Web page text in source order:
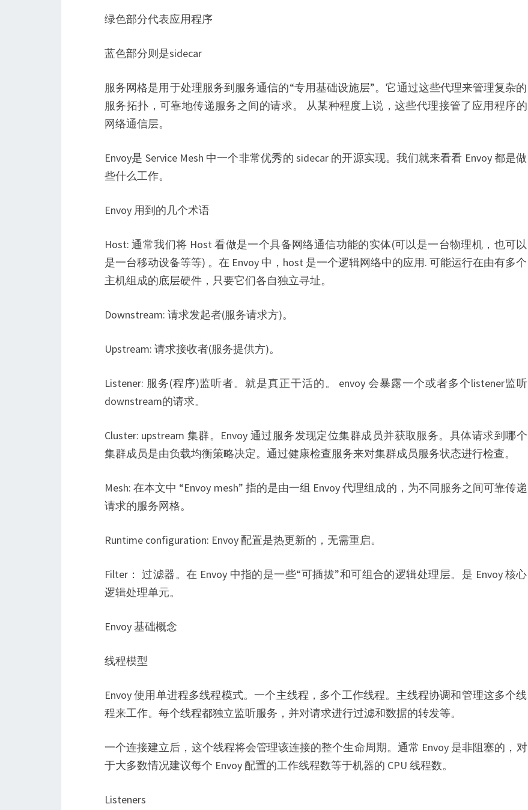
绿色部分代表应用程序
蓝色部分则是sidecar
服务网格是用于处理服务到服务通信的“专用基础设施层”。它通过这些代理来管理复杂的
服务拓扑，可靠地传递服务之间的请求。 从某种程度上说，这些代理接管了应用程序的
网络通信层。
Envoy是 Service Mesh 中一个非常优秀的 sidecar 的开源实现。我们就来看看 Envoy 都是做
些什么工作。
Envoy 用到的几个术语
Host: 通常我们将 Host 看做是一个具备网络通信功能的实体(可以是一台物理机，也可以
是一台移动设备等等) 。在 Envoy 中，host 是一个逻辑网络中的应用. 可能运行在由有多个
主机组成的底层硬件，只要它们各自独立寻址。
Downstream: 请求发起者(服务请求方)。
Upstream: 请求接收者(服务提供方)。
Listener: 服务(程序)监听者。就是真正干活的。 envoy 会暴露一个或者多个listener监听
downstream的请求。
Cluster: upstream 集群。Envoy 通过服务发现定位集群成员并获取服务。具体请求到哪个
集群成员是由负载均衡策略决定。通过健康检查服务来对集群成员服务状态进行检查。
Mesh: 在本文中 “Envoy mesh” 指的是由一组 Envoy 代理组成的，为不同服务之间可靠传递
请求的服务网格。
Runtime configuration: Envoy 配置是热更新的，无需重启。
Filter： 过滤器。在 Envoy 中指的是一些“可插拔”和可组合的逻辑处理层。是 Envoy 核心
逻辑处理单元。
Envoy 基础概念
线程模型
Envoy 使用单进程多线程模式。一个主线程，多个工作线程。主线程协调和管理这多个线
程来工作。每个线程都独立监听服务，并对请求进行过滤和数据的转发等。
一个连接建立后，这个线程将会管理该连接的整个生命周期。通常 Envoy 是非阻塞的，对
于大多数情况建议每个 Envoy 配置的工作线程数等于机器的 CPU 线程数。
Listeners